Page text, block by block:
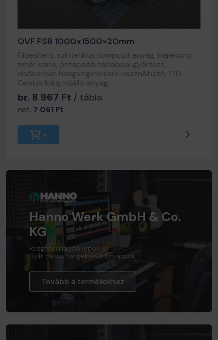
OVF FSB 1000x1500×20mm
Filcesített, szintetikus kompozit anyag. Hajlékony,
fehér színű, öntapadó hátlappal gyártott,
elsősorban hangszigetelésre használható, 170
Celsius fokig hőálló anyag.
br. 8 967 Ft / tábla
net. 7 061 Ft
Hanno Werk GmbH & Co.
KG
Rezgéscsillapító lapok
Nyílt cellás hangelnyelő szivacsok
Tovább a termékekhez